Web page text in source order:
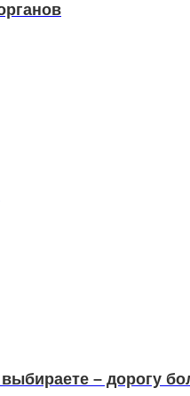
– дорогу